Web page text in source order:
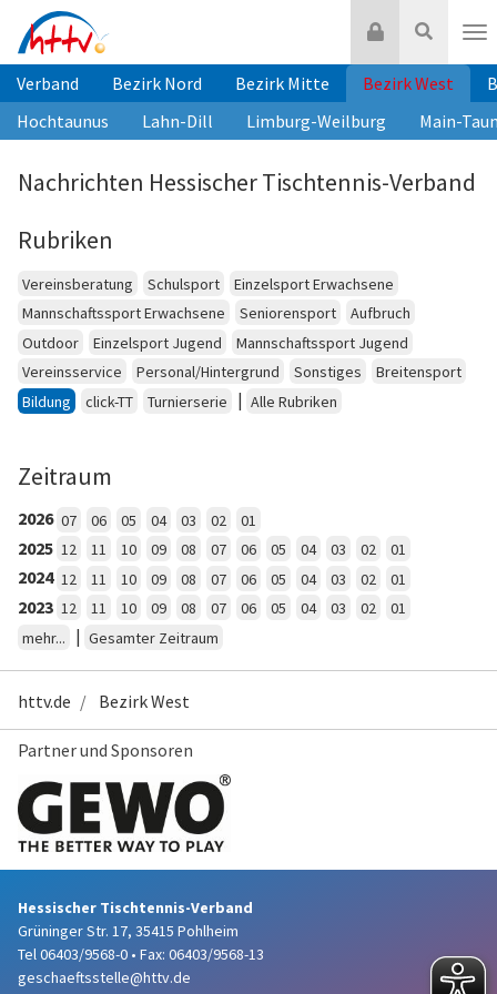
Inhalt
springen
Suche
Login
Verband Bezirk Nord Bezirk Mitte Bezirk West
Hochtaunus
Lahn-Dill Limburg-Weilburg Main-
Nachrichten Hessischer Tischtennis-Verband
Rubriken
Vereinsberatung Schulsport
Einzelsport Erwachsene
Mannschaftssport Erwachsene
Seniorensport
Aufbruch
Outdoor
Einzelsport Jugend
Mannschaftssport Jugend
Vereinsservice
Personal/Hintergrund Sonstiges
Breitensport
Bildung
click-TT Turnierserie | Alle Rubriken
Zeitraum
2026 07 06 05 04 03 02 01
2025 12 11 10 09 08 07 06 05 04 03 02 01
2024 12 11 10 09 08 07 06 05 04 03 02 01
2023 12 11 10 09 08 07 06 05 04 03 02
01
mehr...
| Gesamter Zeitraum
httv.de Bezirk West
Partner und Sponsoren
Hessischer Tischtennis-Verband
Grüninger Str. 17, 35415 Pohlheim
Tel 06403/9568-0 • Fax: 06403/9568-13
geschaeftsstelle@httv.de